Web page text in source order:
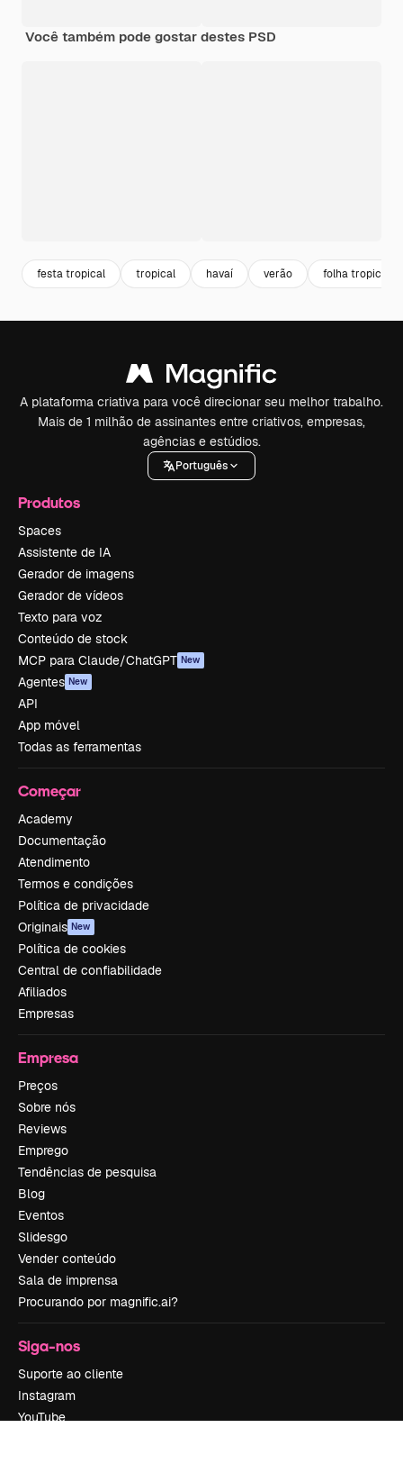
Você também pode gostar destes PSD
festa tropical tropical havaí verão folha tropical
A plataforma criativa para você direcionar seu melhor trabalho.
Mais de 1 milhão de assinantes entre criativos, empresas,
agências e estúdios.
Português
Produtos
Spaces
Assistente de IA
Gerador de imagens
Gerador de vídeos
Texto para voz
Conteúdo de stock
MCP para Claude/ChatGPT New
Agentes New
API
App móvel
Todas as ferramentas
Começar
Academy
Documentação
Atendimento
Termos e condições
Política de privacidade
Originais New
Política de cookies
Central de confiabilidade
Afiliados
Empresas
Empresa
Preços
Sobre nós
Reviews
Emprego
Tendências de pesquisa
Blog
Eventos
Slidesgo
Vender conteúdo
Sala de imprensa
Procurando por magnific.ai?
Siga-nos
Suporte ao cliente
Instagram
YouTube